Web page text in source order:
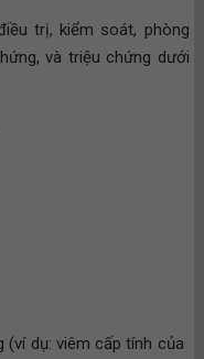
trị, kiểm soát, phòng
và triệu chứng dưới
(ví dụ: viêm cấp tính của